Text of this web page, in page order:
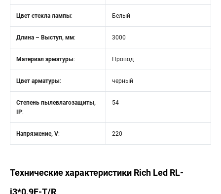
Цвет стекла лампы: Белый
Длина – Выступ, мм: 3000
Материал арматуры: Провод
Цвет арматуры: черный
Степень пылевлагозащиты,
IP:
54
Напряжение, V: 220
Технические характеристики Rich Led RL-
i3*0.9F-T/R